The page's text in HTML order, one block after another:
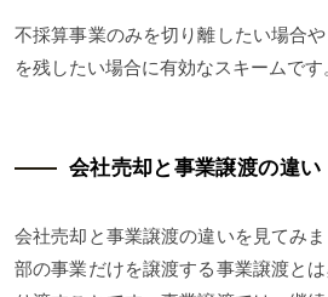
不採算事業のみを切り離したい場合
を残したい場合に有効なスキームです
会社売却と事業譲渡の違い
会社売却と事業譲渡の違いを見てみ
部の事業だけを譲渡する事業譲渡と